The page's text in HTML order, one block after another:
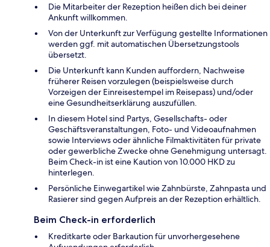
Die Mitarbeiter der Rezeption heißen dich bei deiner
Ankunft willkommen.
Von der Unterkunft zur Verfügung gestellte Informationen
werden ggf. mit automatischen Übersetzungstools
übersetzt.
Die Unterkunft kann Kunden auffordern, Nachweise
früherer Reisen vorzulegen (beispielsweise durch
Vorzeigen der Einreisestempel im Reisepass) und/oder
eine Gesundheitserklärung auszufüllen.
In diesem Hotel sind Partys, Gesellschafts- oder
Geschäftsveranstaltungen, Foto- und Videoaufnahmen
sowie Interviews oder ähnliche Filmaktivitäten für private
oder gewerbliche Zwecke ohne Genehmigung untersagt.
Beim Check-in ist eine Kaution von 10.000 HKD zu
hinterlegen.
Persönliche Einwegartikel wie Zahnbürste, Zahnpasta und
Rasierer sind gegen Aufpreis an der Rezeption erhältlich.
Beim Check-in erforderlich
Kreditkarte oder Barkaution für unvorhergesehene